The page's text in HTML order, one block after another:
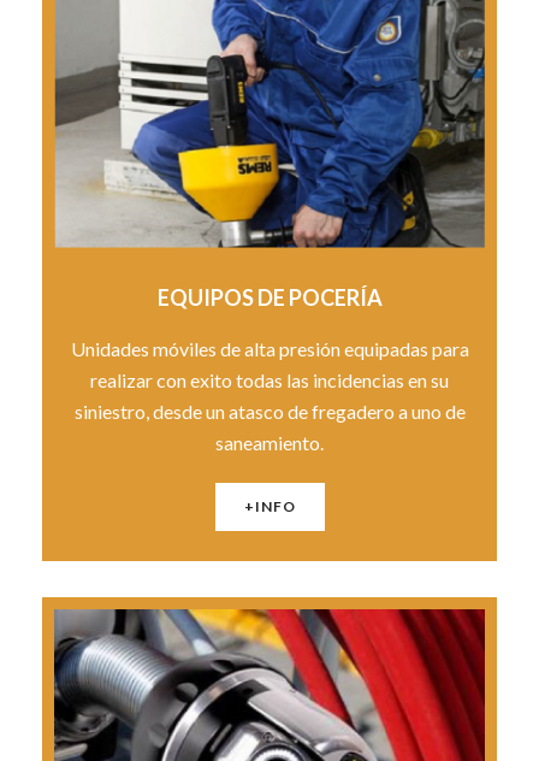
EQUIPOS DE POCERÍA
Unidades móviles de alta presión equipadas para
realizar con exito todas las incidencias en su
siniestro, desde un atasco de fregadero a uno de
saneamiento.
+INFO